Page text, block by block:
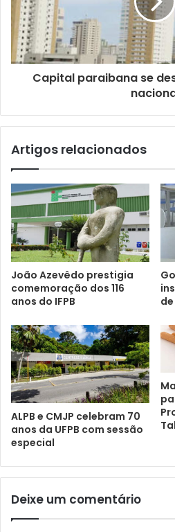
Capital paraibana se
Artigos relacionados
João Azevêdo prestigia
comemoração dos 116
anos do IFPB
ALPB e CMJP celebram 70
anos da UFPB com sessão
especial
Deixe um comentário